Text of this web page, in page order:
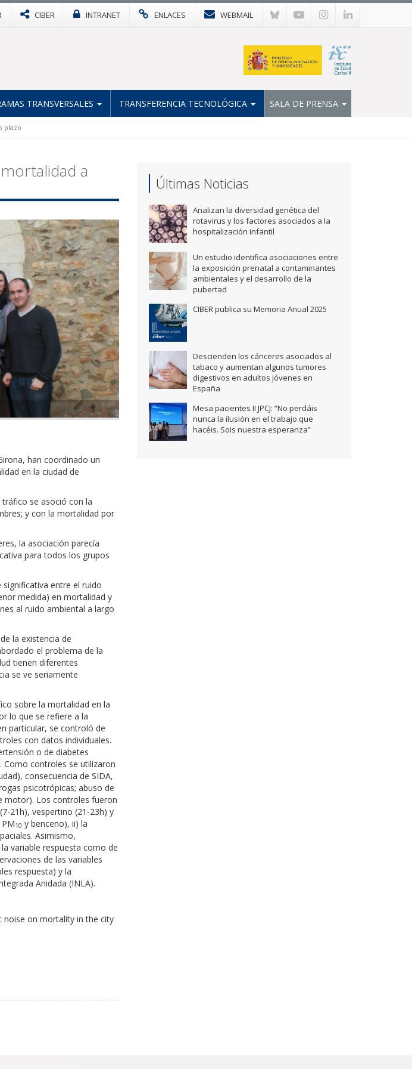
CIBER INTRANET ENLACES WEBMAIL
TRANSVERSALES TRANSFERENCIA TECNOLÓGICA SALA DE PRENSA
plazo
a
han coordinado un
en la ciudad de
se asoció con la
y con la mortalidad por
la asociación parecía
para todos los grupos
entre el ruido
medida) en mortalidad y
al ruido ambiental a largo
la existencia de
el problema de la
tienen diferentes
se ve seriamente
sobre la mortalidad en la
lo que se refiere a la
particular, se controló de
con datos individuales.
o de diabetes
Como controles se utilizaron
consecuencia de SIDA,
psicotrópicas; abuso de
motor). Los controles fueron
21h), vespertino (21-23h) y
PM10 y benceno), ii) la
Asimismo,
variable respuesta como de
de las variables
respuesta) y la
Anidada (INLA).
noise on mortality in the city
Últimas Noticias
Analizan la diversidad genética del
rotavirus y los factores asociados a la
hospitalización infantil
Un estudio identifica asociaciones entre
la exposición prenatal a contaminantes
ambientales y el desarrollo de la
pubertad
CIBER publica su Memoria Anual 2025
Descienden los cánceres asociados al
tabaco y aumentan algunos tumores
digestivos en adultos jóvenes en
España
Mesa pacientes II JPCJ: “No perdáis
nunca la ilusión en el trabajo que
hacéis. Sois nuestra esperanza”